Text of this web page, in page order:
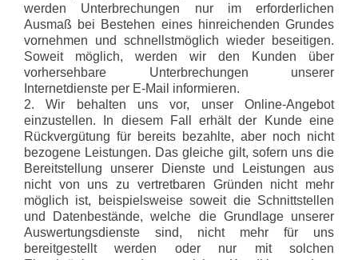
werden Unterbrechungen nur im erforderlichen
Ausmaß bei Bestehen eines hinreichenden Grundes
vornehmen und schnellstmöglich wieder beseitigen.
Soweit möglich, werden wir den Kunden über
vorhersehbare Unterbrechungen unserer
Internetdienste per E-Mail informieren.
2. Wir behalten uns vor, unser Online-Angebot
einzustellen. In diesem Fall erhält der Kunde eine
Rückvergütung für bereits bezahlte, aber noch nicht
bezogene Leistungen. Das gleiche gilt, sofern uns die
Bereitstellung unserer Dienste und Leistungen aus
nicht von uns zu vertretbaren Gründen nicht mehr
möglich ist, beispielsweise soweit die Schnittstellen
und Datenbestände, welche die Grundlage unserer
Auswertungsdienste sind, nicht mehr für uns
bereitgestellt werden oder nur mit solchen